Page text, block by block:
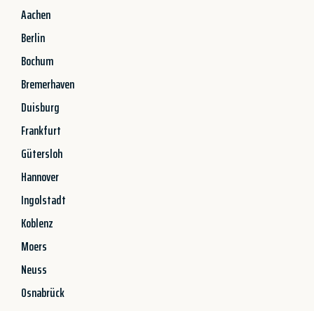
Aachen
Berlin
Bochum
Bremerhaven
Duisburg
Frankfurt
Gütersloh
Hannover
Ingolstadt
Koblenz
Moers
Neuss
Osnabrück